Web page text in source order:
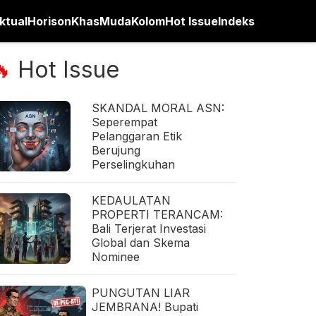
HorisonKhasMudaKolomHot IssueIndeks
Hot Issue
SKANDAL MORAL ASN:
Seperempat
Pelanggaran Etik
Berujung
Perselingkuhan
KEDAULATAN
PROPERTI TERANCAM:
Bali Terjerat Investasi
Global dan Skema
Nominee
PUNGUTAN LIAR
JEMBRANA! Bupati